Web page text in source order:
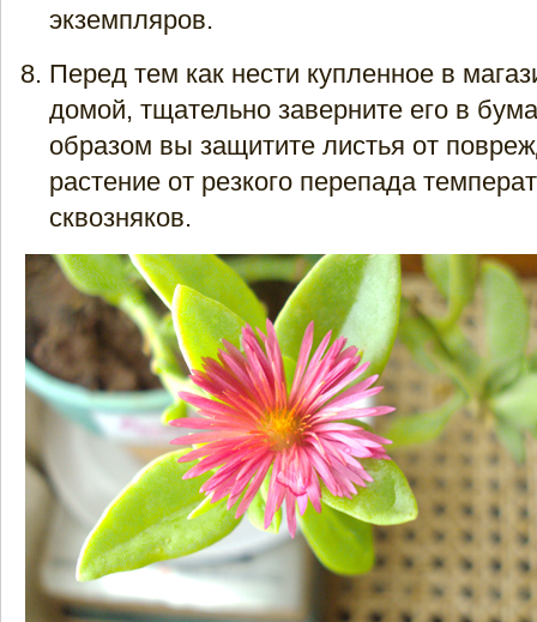
экземпляров.
Перед тем как нести купленное в
домой, тщательно заверните его в
образом вы защитите листья от
растение от резкого перепада
сквозняков.